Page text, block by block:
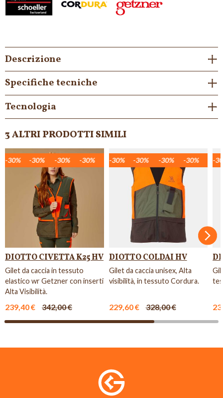
Descrizione
Specifiche tecniche
Tecnologia
3 ALTRI PRODOTTI SIMILI
-30% -30% -30% -30% -30% -30% -30% -30% -30%
DIOTTO CIVETTA K25 HV
Gilet da caccia in tessuto
elastico wr Getzner con inserti
Alta Visibilità.
239,40 € 342,00 €
-30% -30% -30% -30% -30% -30% -30% -30% -30%
DIOTTO COLDAI HV
Gilet da caccia unisex, Alta
visibilità, in tessuto Cordura.
229,60 € 328,00 €
-30% -30% -30% -30% -30% -30% -30% -30% -